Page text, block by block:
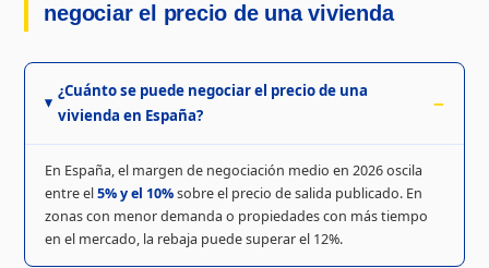
negociar el precio de una vivienda
¿Cuánto se puede negociar el precio de una
vivienda en España?
En España, el margen de negociación medio en 2026 oscila
entre el5% y el 10%sobre el precio de salida publicado. En
zonas con menor demanda o propiedades con más tiempo
en el mercado, la rebaja puede superar el 12%.